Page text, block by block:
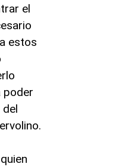
el
estos
poder